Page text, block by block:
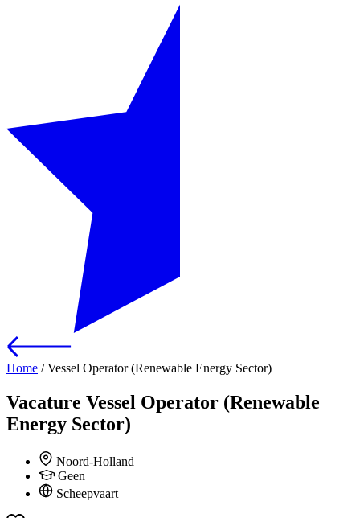
Home /Vessel Operator (Renewable Energy Sector)
Vacature Vessel Operator (Renewable
Energy Sector)
Noord-Holland
Geen
Scheepvaart